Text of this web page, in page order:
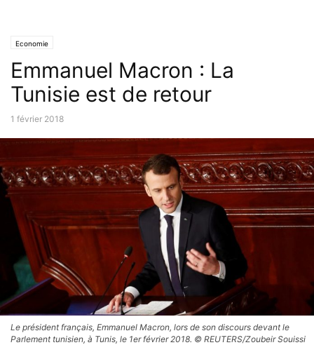
Economie
Emmanuel Macron : La
Tunisie est de retour
1 février 2018
Le président français, Emmanuel Macron, lors de son discours devant le
Parlement tunisien, à Tunis, le 1er février 2018. © REUTERS/Zoubeir Souissi